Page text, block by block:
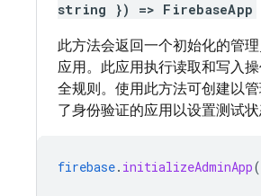
string }) => FirebaseApp
此方法会返回一个初始化的管
应用。此应用执行读取和写入
全规则。使用此方法可创建以
了身份验证的应用以设置测试状
firebase. initializeAdminApp(